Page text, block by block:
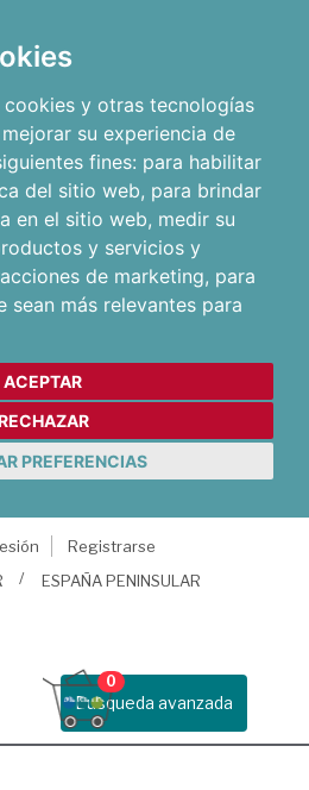
y otras tecnologías
su experiencia de
fines: para habilitar
del sitio web, para brindar
en el sitio web, medir su
y servicios y
de marketing, para
sean más relevantes para
ACEPTAR
PREFERENCIAS
Registrarse
ESPAÑA PENINSULAR
Busqueda avanzada
0